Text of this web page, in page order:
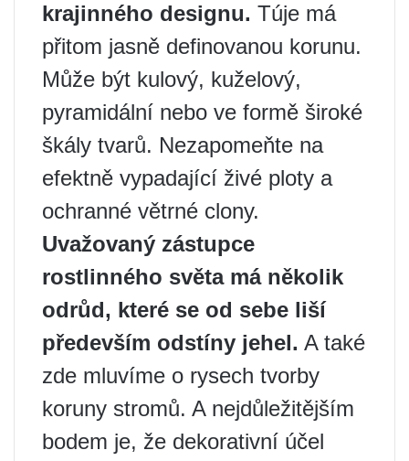
krajinného designu. Túje má
přitom jasně definovanou korunu.
Může být kulový, kuželový,
pyramidální nebo ve formě široké
škály tvarů. Nezapomeňte na
efektně vypadající živé ploty a
ochranné větrné clony.
Uvažovaný zástupce
rostlinného světa má několik
odrůd, které se od sebe liší
především odstíny jehel. A také
zde mluvíme o rysech tvorby
koruny stromů. A nejdůležitějším
bodem je, že dekorativní účel